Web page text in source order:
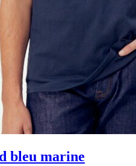
bleu marine